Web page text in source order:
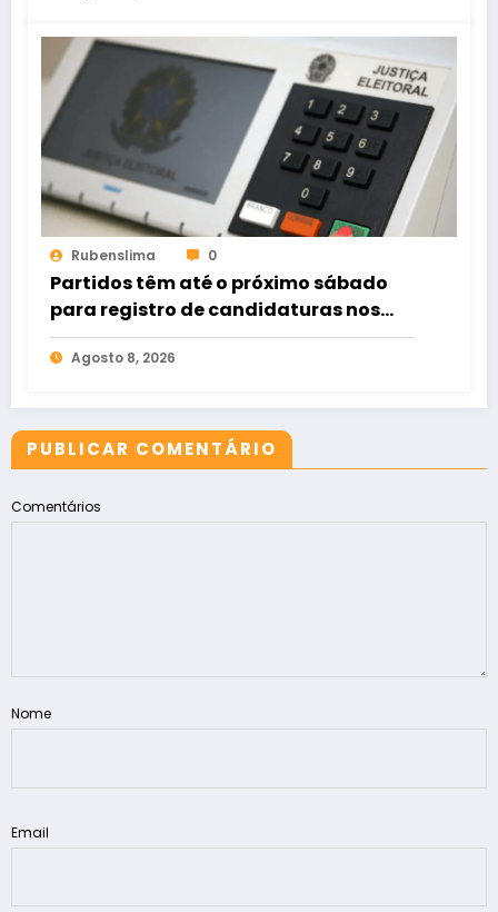
Rubenslima 0
Partidos têm até o próximo sábado
para registro de candidaturas nos
tribunais
Agosto 8, 2026
PUBLICAR COMENTÁRIO
Comentários
Nome
Email